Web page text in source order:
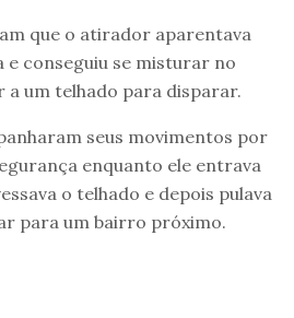
que o atirador aparentava
conseguiu se misturar no
a um telhado para disparar.
seus movimentos por
enquanto ele entrava
o telhado e depois pulava
para um bairro próximo.